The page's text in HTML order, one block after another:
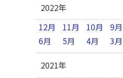
2022年
12月
11月 10月 9月
6月
5月 4月 3月
2021年